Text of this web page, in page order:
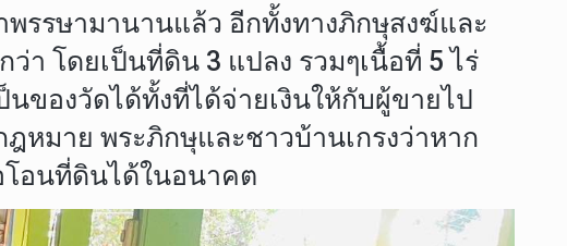
รรษามานานแล้ว อีกทั้งทางภิกษุสงฆ์และ
โดยเป็นที่ดิน 3 แปลง รวมๆเนื้อที่ 5 ไร่
ของวัดได้ทั้งที่ได้จ่ายเงินให้กับผู้ขายไป
หมาย พระภิกษุและชาวบ้านเกรงว่าหาก
อนที่ดินได้ในอนาคต